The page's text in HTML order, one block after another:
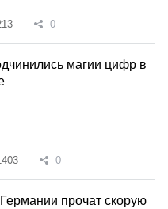
0
магии цифр в
0
прочат скорую